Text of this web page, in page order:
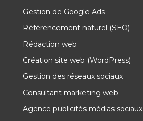
Gestion de Google Ads
Référencement naturel (SEO)
Rédaction web
Création site web (WordPress)
Gestion des réseaux sociaux
Consultant marketing web
Agence publicités médias sociaux